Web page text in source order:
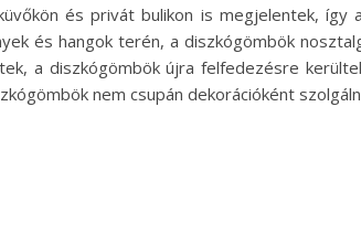
és privát bulikon is megjelentek,
és hangok terén, a diszkógömbök
a diszkógömbök újra felfedezésre
nem csupán dekorációként